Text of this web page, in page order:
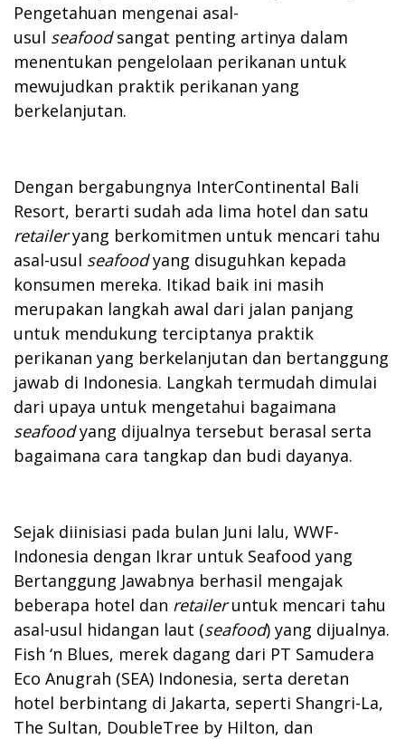
Pengetahuan mengenai asal-
usul seafoodsangat penting artinya dalam
menentukan pengelolaan perikanan untuk
mewujudkan praktik perikanan yang
berkelanjutan.
Dengan bergabungnya InterContinental Bali
Resort, berarti sudah ada lima hotel dan satu
retaileryang berkomitmen untuk mencari tahu
asal-usul seafoodyang disuguhkan kepada
konsumen mereka. Itikad baik ini masih
merupakan langkah awal dari jalan panjang
untuk mendukung terciptanya praktik
perikanan yang berkelanjutan dan bertanggung
jawab di Indonesia. Langkah termudah dimulai
dari upaya untuk mengetahui bagaimana
seafoodyang dijualnya tersebut berasal serta
bagaimana cara tangkap dan budi dayanya.
Sejak diinisiasi pada bulan Juni lalu, WWF-
Indonesia dengan Ikrar untuk Seafood yang
Bertanggung Jawabnya berhasil mengajak
beberapa hotel dan retaileruntuk mencari tahu
asal-usul hidangan laut (seafood) yang dijualnya.
Fish ‘n Blues, merek dagang dari PT Samudera
Eco Anugrah (SEA) Indonesia, serta deretan
hotel berbintang di Jakarta, seperti Shangri-La,
The Sultan, DoubleTree by Hilton, dan